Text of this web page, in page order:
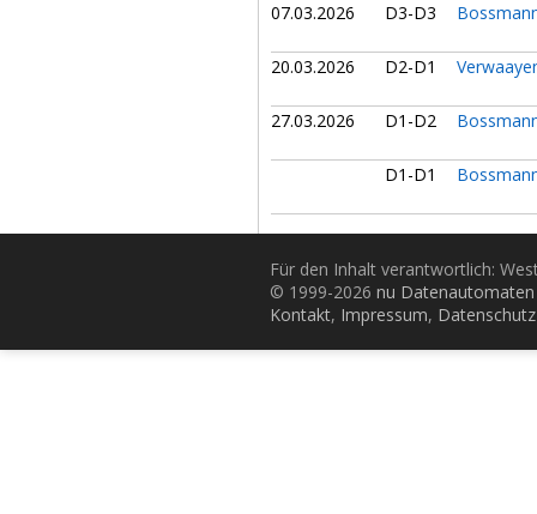
07.03.2026 D3-D3
20.03.2026 D2-D1
27.03.2026 D1-D2
D1-D1
Für den Inhalt verantwortlich:
© 1999-2026 nu
Kontakt, Impressum, Datenschutz